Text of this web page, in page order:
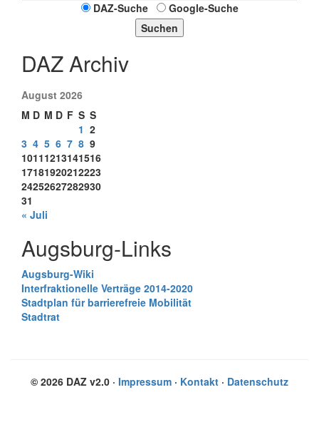
DAZ-Suche
Google-Suche
Suchen
DAZ Archiv
August 2026
M D M D F S S
1 2
3 4 5 6 7 8 9
10111213141516
17181920212223
24252627282930
31
« Juli
Augsburg-Links
Augsburg-Wiki
Interfraktionelle Verträge 2014-2020
Stadtplan für barrierefreie Mobilität
Stadtrat
© 2026 DAZ v2.0 · Impressum · Kontakt · Datenschutz